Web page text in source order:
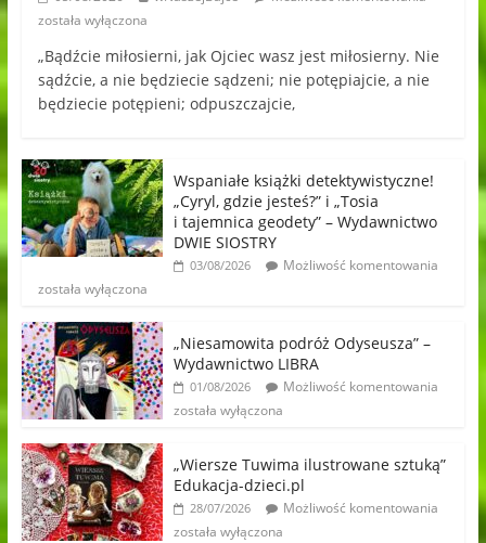
została wyłączona
„Bądźcie miłosierni, jak Ojciec wasz jest miłosierny. Nie
sądźcie, a nie będziecie sądzeni; nie potępiajcie, a nie
będziecie potępieni; odpuszczajcie,
Wspaniałe książki detektywistyczne!
„Cyryl, gdzie jesteś?” i „Tosia
i tajemnica geodety” – Wydawnictwo
DWIE SIOSTRY
03/08/2026
Możliwość komentowania
została wyłączona
„Niesamowita podróż Odyseusza” –
Wydawnictwo LIBRA
01/08/2026
Możliwość komentowania
została wyłączona
„Wiersze Tuwima ilustrowane sztuką”
Edukacja-dzieci.pl
28/07/2026
Możliwość komentowania
została wyłączona